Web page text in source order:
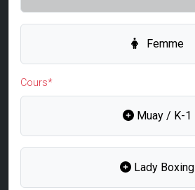
Femme
Cours*
Muay / K-1
Lady Boxing